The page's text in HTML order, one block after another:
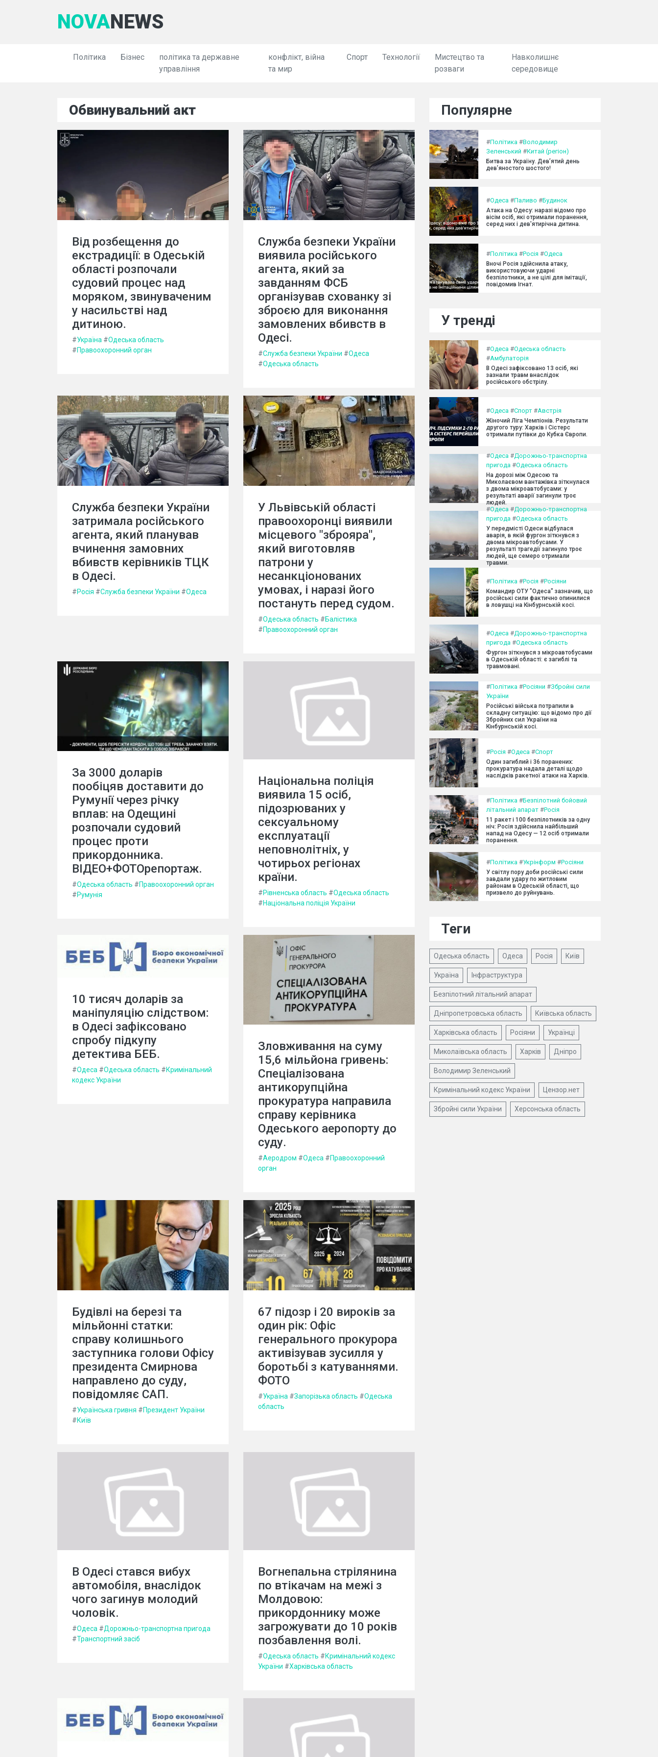
NOVANEWS
Політика Бізнес
політика та державне
управління
конфлікт, війна
та мир
Спорт Технології
Мистецтво та
розваги
Навколишнє
середовище
Обвинувальний акт
Від розбещення до
екстрадиції: в Одеській
області розпочали
судовий процес над
моряком, звинуваченим
у насильстві над
дитиною.
#Україна #Одеська область
#Правоохоронний орган
Служба безпеки України
виявила російського
агента, який за
завданням ФСБ
організував схованку зі
зброєю для виконання
замовлених вбивств в
Одесі.
#Служба безпеки України #Одеса
#Одеська область
Служба безпеки України
затримала російського
агента, який планував
вчинення замовних
вбивств керівників ТЦК
в Одесі.
#Росія #Служба безпеки України #Одеса
У Львівській області
правоохоронці виявили
місцевого "зброяра",
який виготовляв
патрони у
несанкціонованих
умовах, і наразі його
постануть перед судом.
#Одеська область #Балістика
#Правоохоронний орган
За 3000 доларів
пообіцяв доставити до
Румунії через річку
вплав: на Одещині
розпочали судовий
процес проти
прикордонника.
ВІДЕО+ФОТОрепортаж.
#Одеська область #Правоохоронний орган
#Румунія
Національна поліція
виявила 15 осіб,
підозрюваних у
сексуальному
експлуатації
неповнолітніх, у
чотирьох регіонах
країни.
#Рівненська область #Одеська область
#Національна поліція України
10 тисяч доларів за
маніпуляцію слідством:
в Одесі зафіксовано
спробу підкупу
детектива БЕБ.
#Одеса #Одеська область #Кримінальний
кодекс України
Зловживання на суму
15,6 мільйона гривень:
Спеціалізована
антикорупційна
прокуратура направила
справу керівника
Одеського аеропорту до
суду.
#Аеродром #Одеса #Правоохоронний
орган
Будівлі на березі та
мільйонні статки:
справу колишнього
заступника голови Офісу
президента Смирнова
направлено до суду,
повідомляє САП.
#Українська гривня #Президент України
#Київ
67 підозр і 20 вироків за
один рік: Офіс
генерального прокурора
активізував зусилля у
боротьбі з катуваннями.
ФОТО
#Україна #Запорізька область #Одеська
область
В Одесі стався вибух
автомобіля, внаслідок
чого загинув молодий
чоловік.
#Одеса #Дорожньо-транспортна пригода
#Транспортний засіб
Вогнепальна стрілянина
по втікачам на межі з
Молдовою:
прикордоннику може
загрожувати до 10 років
позбавлення волі.
#Одеська область #Кримінальний кодекс
України #Харківська область
Популярне
#Політика #Володимир
Зеленський #Китай (регіон)
Битва за Україну. Дев’ятий день
дев’яностого шостого!
#Одеса #Паливо #Будинок
Атака на Одесу: наразі відомо про
вісім осіб, які отримали поранення,
серед них і дев'ятирічна дитина.
#Політика #Росія #Одеса
Вночі Росія здійснила атаку,
використовуючи ударні
безпілотники, а не цілі для імітації,
повідомив Ігнат.
У тренді
#Одеса #Одеська область
#Амбулаторія
В Одесі зафіксовано 13 осіб, які
зазнали травм внаслідок
російського обстрілу.
#Одеса #Спорт #Австрія
Жіночий Ліга Чемпіонів. Результати
другого туру: Харків і Сістерс
отримали путівки до Кубка Європи.
#Одеса #Дорожньо-транспортна
пригода #Одеська область
На дорозі між Одесою та
Миколаєвом вантажівка зіткнулася
з двома мікроавтобусами: у
результаті аварії загинули троє
людей.
#Одеса #Дорожньо-транспортна
пригода #Одеська область
У передмісті Одеси відбулася
аварія, в якій фургон зіткнувся з
двома мікроавтобусами. У
результаті трагедії загинуло троє
людей, ще семеро отримали
травми.
#Політика #Росія #Росіяни
Командир ОТУ "Одеса" зазначив, що
російські сили фактично опинилися
в ловушці на Кінбурнській косі.
#Одеса #Дорожньо-транспортна
пригода #Одеська область
Фургон зіткнувся з мікроавтобусами
в Одеській області: є загиблі та
травмовані.
#Політика #Росіяни #Збройні сили
України
Російські війська потрапили в
складну ситуацію: що відомо про дії
Збройних сил України на
Кінбурнській косі.
#Росія #Одеса #Спорт
Один загиблий і 36 поранених:
прокуратура надала деталі щодо
наслідків ракетної атаки на Харків.
#Політика #Безпілотний бойовий
літальний апарат #Росія
11 ракет і 100 безпілотників за одну
ніч: Росія здійснила найбільший
напад на Одесу — 12 осіб отримали
поранення.
#Політика #Укрінформ #Росіяни
У світлу пору доби російські сили
завдали удару по житловим
районам в Одеській області, що
призвело до руйнувань.
Теги
Одеська область Одеса Росія Київ
Україна Інфраструктура
Безпілотний літальний апарат
Дніпропетровська область Київська область
Харківська область Росіяни Українці
Миколаївська область Харків Дніпро
Володимир Зеленський
Кримінальний кодекс України Цензор.нет
Збройні сили України Херсонська область